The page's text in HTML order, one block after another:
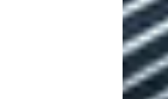
Vierzon Et Ses Environs
Vivre Mieux
La Maison du Blues, appel